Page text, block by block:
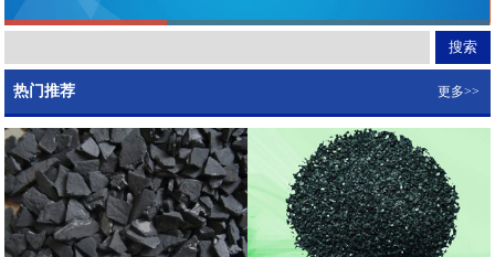
热门推荐 更多>>